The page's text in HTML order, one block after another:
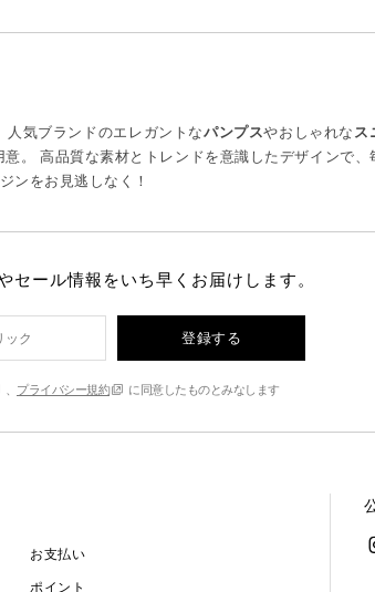
気ブランドのエレガントなパンプスやおしゃれな ス
意。 高品質な素材とトレンドを意識したデザインで
ンをお見逃しなく！
ール情報をいち早くお届けします。
登録する
プライバシー規約 に同意したものとみなします
お支払い
ポイント